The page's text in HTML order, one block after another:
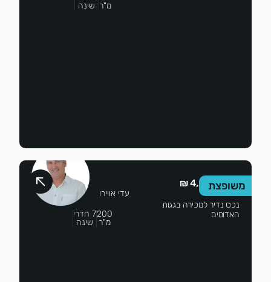
מ"ר שינה
משופצת
4,200,000 ₪
נכס נדיר למכירה בגגות
האדומים
עדי אויירו
200
מ"ר
7 חדרי
שינה